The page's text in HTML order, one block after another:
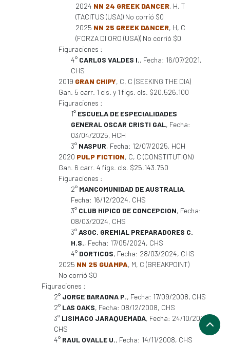
2024 NN 24 GREEK DANCER, H, T
(TACITUS (USA)) No corrió $0
2025 NN 25 GREEK DANCER, H, C
(FORZA DI ORO (USA)) No corrió $0
Figuraciones :
4° CARLOS VALDES I., Fecha: 16/07/2021,
CHS
2019 GRAN CHIPY, C, C (SEEKING THE DIA)
Gan. 5 carr. 1 cls. y 1 figs. cls. $20.526.100
Figuraciones :
1° ESCUELA DE ESPECIALIDADES
GENERAL OSCAR CRISTI GAL, Fecha:
03/04/2025, HCH
3° NASPUR, Fecha: 12/07/2025, HCH
2020 PULP FICTION, C, C (CONSTITUTION)
Gan. 6 carr. 4 figs. cls. $25.143.750
Figuraciones :
2° MANCOMUNIDAD DE AUSTRALIA,
Fecha: 16/12/2024, CHS
3° CLUB HIPICO DE CONCEPCION, Fecha:
08/03/2024, CHS
3°ASOC. GREMIAL PREPARADORES C.
H.S., Fecha: 17/05/2024, CHS
4° DORTICOS, Fecha: 28/03/2024, CHS
2025 NN 25 GUAMPA, M, C (BREAKPOINT)
No corrió $0
Figuraciones :
2° JORGE BARAONA P., Fecha: 17/09/2008, CHS
2° LAS OAKS, Fecha: 08/12/2008, CHS
3° LISIMACO JARAQUEMADA, Fecha: 24/10/2008,
CHS
4° RAUL OVALLE U., Fecha: 14/11/2008, CHS